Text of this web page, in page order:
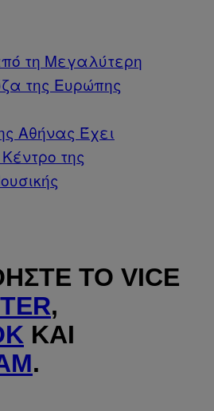
τη Mεγαλύτερη
της Ευρώπης
Αθήνας Έχει
της
ΤΟ VICE
,
ΚΑΙ
.